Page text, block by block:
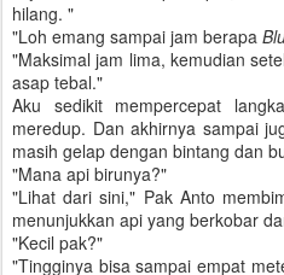
hilang. "
"Loh emang sampai jam berapa
"Maksimal jam lima, kemudian
asap tebal."
Aku sedikit mempercepat
meredup. Dan akhirnya sampai
masih gelap dengan bintang dan
"Mana api birunya?"
"Lihat dari sini," Pak Anto
menunjukkan api yang berkobar
"Kecil pak?"
"Tingginya bisa sampai empat